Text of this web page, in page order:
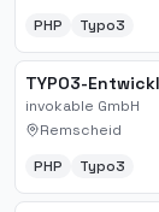
PHP Typo3
TYPO3-
invokable GmbH
Remscheid
PHP
Typo3